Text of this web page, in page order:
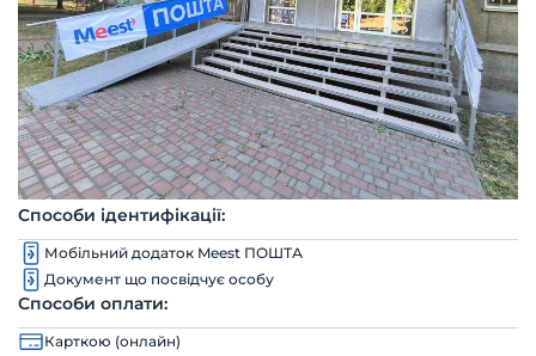
Способи ідентифікації:
Мобільний додаток Meest ПОШТА
Документ що посвідчує особу
Способи оплати:
Карткою (онлайн)